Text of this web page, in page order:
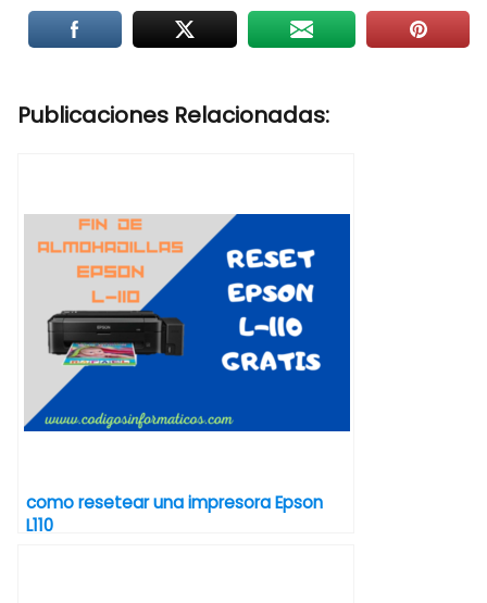
Publicaciones Relacionadas:
como resetear una impresora Epson
L110